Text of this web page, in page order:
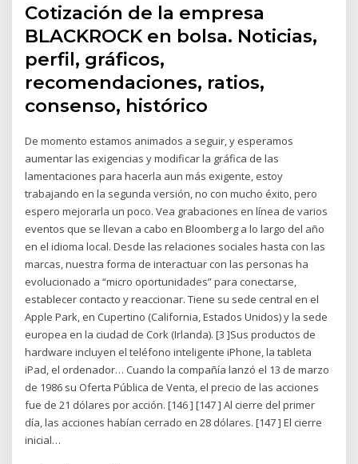
Cotización de la empresa
BLACKROCK en bolsa. Noticias,
perfil, gráficos,
recomendaciones, ratios,
consenso, histórico
De momento estamos animados a seguir, y esperamos
aumentar las exigencias y modificar la gráfica de las
lamentaciones para hacerla aun más exigente, estoy
trabajando en la segunda versión, no con mucho éxito, pero
espero mejorarla un poco. Vea grabaciones en línea de varios
eventos que se llevan a cabo en Bloomberg a lo largo del año
en el idioma local. Desde las relaciones sociales hasta con las
marcas, nuestra forma de interactuar con las personas ha
evolucionado a “micro oportunidades” para conectarse,
establecer contacto y reaccionar. Tiene su sede central en el
Apple Park, en Cupertino (California, Estados Unidos) y la sede
europea en la ciudad de Cork (Irlanda). [3 ]Sus productos de
hardware incluyen el teléfono inteligente iPhone, la tableta
iPad, el ordenador… Cuando la compañía lanzó el 13 de marzo
de 1986 su Oferta Pública de Venta, el precio de las acciones
fue de 21 dólares por acción. [146 ] [147 ] Al cierre del primer
día, las acciones habían cerrado en 28 dólares. [147 ] El cierre
inicial…